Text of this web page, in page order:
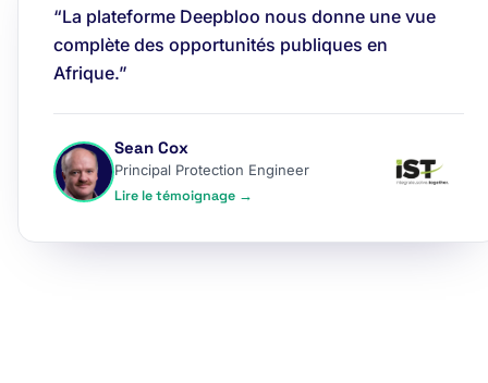
“La plateforme Deepbloo nous donne une vue
complète des opportunités publiques en
Afrique.”
Sean Cox
Principal Protection Engineer
Lire le témoignage →